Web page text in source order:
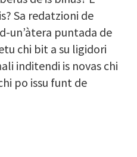
Sa redatzioni de
un’àtera puntada de
chi bit a su ligidori
inditendi is novas chi
po issu funt de